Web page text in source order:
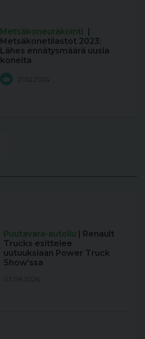
Metsäkoneurakointi |
Metsäkonetilastot 2023:
Lähes ennätysmäärä uusia
koneita
21.02.2024
Puutavara-autoilu | Renault
Trucks esittelee
uutuuksiaan Power Truck
Show'ssa
03.08.2026